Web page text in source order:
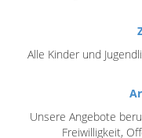
Alle Kinder und
Unsere Angebote
Freiwilligkeit,